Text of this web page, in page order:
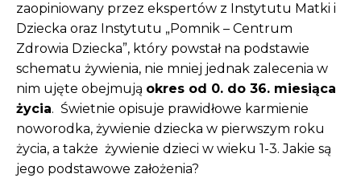
zaopiniowany przez ekspertów z Instytutu Matki i
Dziecka oraz Instytutu „Pomnik – Centrum
Zdrowia Dziecka”, który powstał na podstawie
schematu żywienia, nie mniej jednak zalecenia w
nim ujęte obejmują okres od 0. do 36. miesiąca
życia. Świetnie opisuje prawidłowe karmienie
noworodka, żywienie dziecka w pierwszym roku
życia, a także żywienie dzieci w wieku 1-3. Jakie są
jego podstawowe założenia?